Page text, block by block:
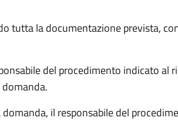
tutta la documentazione prevista,
del procedimento indicato al
il responsabile del